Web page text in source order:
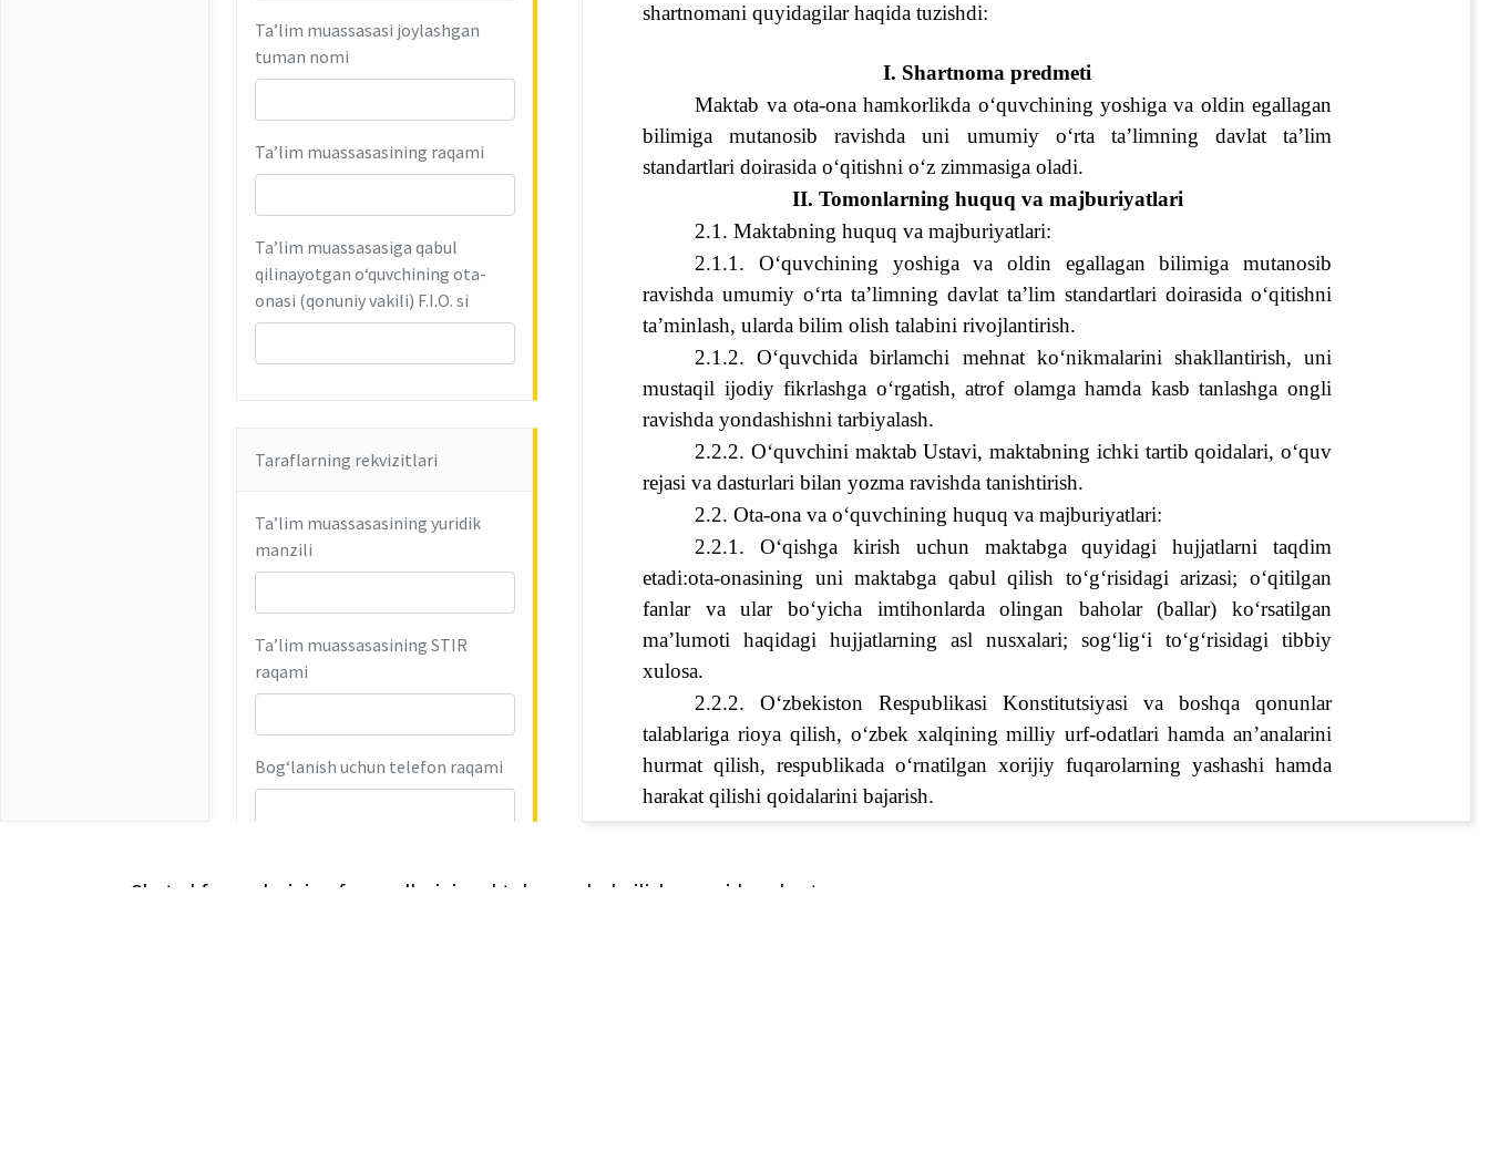
Ta’lim muassasasi joylashgan
tuman nomi
Ta’lim muassasasining raqami
Ta’lim muassasasiga qabul
qilinayotgan o‘quvchining ota-
onasi (qonuniy vakili) F.I.O. si
Taraflarning rekvizitlari
Ta’lim muassasasining yuridik
manzili
Ta’lim muassasasining STIR
raqami
Bog‘lanish uchun telefon raqami
manzili
shartnomani quyidagilar haqida tuzishdi:
I. Shartnoma predmeti
Maktab va ota-ona hamkorlikda o‘quvchining yoshiga va oldin egallagan
bilimiga mutanosib ravishda uni umumiy o‘rta ta’limning davlat ta’lim
standartlari doirasida o‘qitishni o‘z zimmasiga oladi.
II. Tomonlarning huquq va majburiyatlari
2.1. Maktabning huquq va majburiyatlari:
2.1.1. O‘quvchining yoshiga va oldin egallagan bilimiga mutanosib
ravishda umumiy o‘rta ta’limning davlat ta’lim standartlari doirasida o‘qitishni
ta’minlash, ularda bilim olish talabini rivojlantirish.
2.1.2. O‘quvchida birlamchi mehnat ko‘nikmalarini shakllantirish, uni
mustaqil ijodiy fikrlashga o‘rgatish, atrof olamga hamda kasb tanlashga ongli
ravishda yondashishni tarbiyalash.
2.2.2. O‘quvchini maktab Ustavi, maktabning ichki tartib qoidalari, o‘quv
rejasi va dasturlari bilan yozma ravishda tanishtirish.
2.2. Ota-ona va o‘quvchining huquq va majburiyatlari:
2.2.1. O‘qishga kirish uchun maktabga quyidagi hujjatlarni taqdim
etadi:ota-onasining uni maktabga qabul qilish to‘g‘risidagi arizasi; o‘qitilgan
fanlar va ular bo‘yicha imtihonlarda olingan baholar (ballar) ko‘rsatilgan
ma’lumoti haqidagi hujjatlarning asl nusxalari; sog‘lig‘i to‘g‘risidagi tibbiy
xulosa.
2.2.2. O‘zbekiston Respublikasi Konstitutsiyasi
va boshqa qonunlar
talablariga rioya qilish, o‘zbek xalqining milliy urf-odatlari hamda an’analarini
hurmat qilish, respublikada o‘rnatilgan xorijiy fuqarolarning yashashi hamda
harakat qilishi qoidalarini bajarish.
o‘z vaqtida imtihon va sinovlarni topshirish.
Chet el fuqarolarining farzandlarini maktabga qabul qilish yuzasidan shartnoma